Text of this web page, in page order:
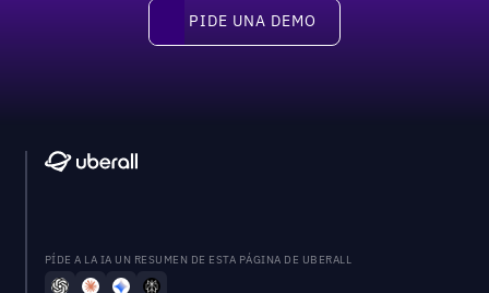
Pide una demo
PIDE UNA DEMO
PÍDE A LA IA UN RESUMEN DE ESTA PÁGINA DE UBERALL